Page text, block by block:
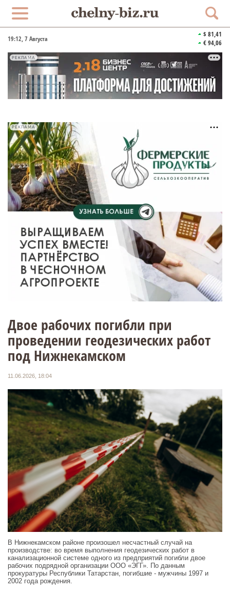
19:12, 7 Августа
$ 81,41
€ 94,06
РЕКЛАМА
РЕКЛАМА
Двое рабочих погибли при
проведении геодезических работ
под Нижнекамском
11.06.2026, 18:04
В Нижнекамском районе произошел несчастный случай на
производстве: во время выполнения геодезических работ в
канализационной системе одного из предприятий погибли двое
рабочих подрядной организации ООО «ЭГГ». По данным
прокуратуры Республики Татарстан, погибшие - мужчины 1997 и
2002 года рождения.